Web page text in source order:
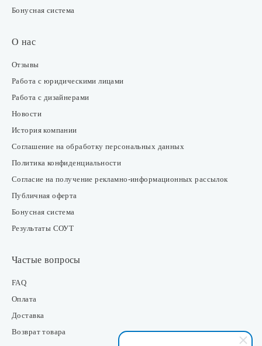
Бонусная система
О нас
Отзывы
Работа с юридическими лицами
Работа с дизайнерами
Новости
История компании
Соглашение на обработку персональных данных
Политика конфиденциальности
Согласие на получение рекламно-информационных рассылок
Публичная оферта
Бонусная система
Результаты СОУТ
Частые вопросы
FAQ
Оплата
Доставка
Возврат товара